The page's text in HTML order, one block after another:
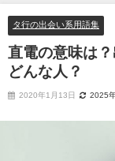
タ行の出会い系用語集
直電の意味は
どんな人？
2020年1月13日 2025